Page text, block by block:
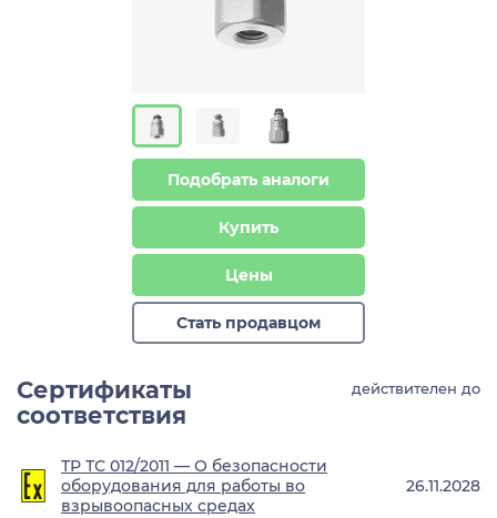
Подобрать аналоги
Купить
Цены
Стать продавцом
Сертификаты
соответствия
действителен до
ТР ТС 012/2011 — О безопасности
оборудования для работы во
взрывоопасных средах
26.11.2028